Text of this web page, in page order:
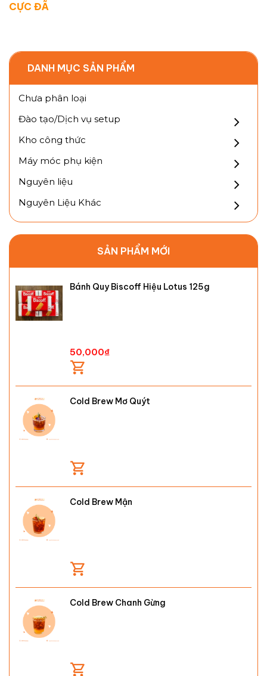
CỰC ĐÃ
DANH MỤC SẢN PHẨM
Chưa phân loại
Đào tạo/Dịch vụ setup
Kho công thức
Máy móc phụ kiện
Nguyên liệu
Nguyên Liệu Khác
SẢN PHẨM MỚI
Bánh Quy Biscoff Hiệu Lotus 125g
50,000₫
Cold Brew Mơ Quýt
Cold Brew Mận
Cold Brew Chanh Gừng